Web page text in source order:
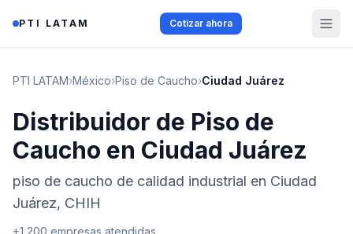
PTI LATAM Cotizar ahora
PTI LATAM›México›Piso de Caucho›Ciudad Juárez
Distribuidor de Piso de
Caucho en Ciudad Juárez
piso de caucho de calidad industrial en Ciudad
Juárez, CHIH
+1,200 empresas atendidas